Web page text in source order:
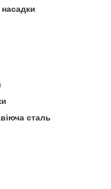
насадки
сталь